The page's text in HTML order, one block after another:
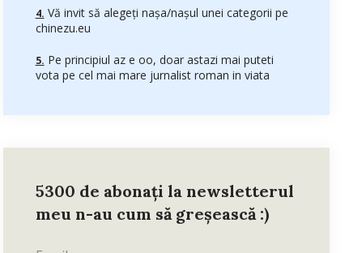
Vă invit să alegeţi naşa/naşul unei categorii pe
chinezu.eu
Pe principiul az e oo, doar astazi mai puteti
vota pe cel mai mare jurnalist roman in viata
5300 de abonați la newsletterul
meu n-au cum să greșească :)